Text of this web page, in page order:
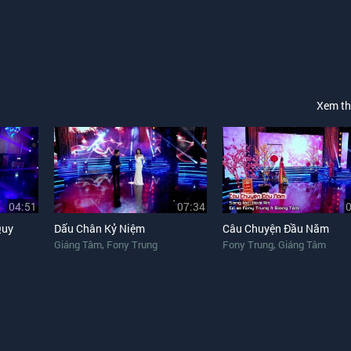
Xem
04:51
07:34
Dấu Chân Kỷ Niệm
Giáng Tâm, Fony Trung
Câu Chuyện Đầu Năm
Fony Trung, Giáng Tâm